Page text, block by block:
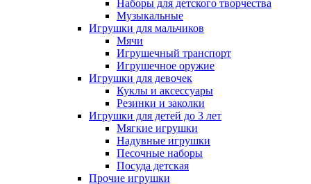
Наборы для детского творчества
Музыкальные
Игрушки для мальчиков
Мячи
Игрушечный транспорт
Игрушечное оружие
Игрушки для девочек
Куклы и аксессуары
Резинки и заколки
Игрушки для детей до 3 лет
Мягкие игрушки
Надувные игрушки
Песочные наборы
Посуда детская
Прочие игрушки